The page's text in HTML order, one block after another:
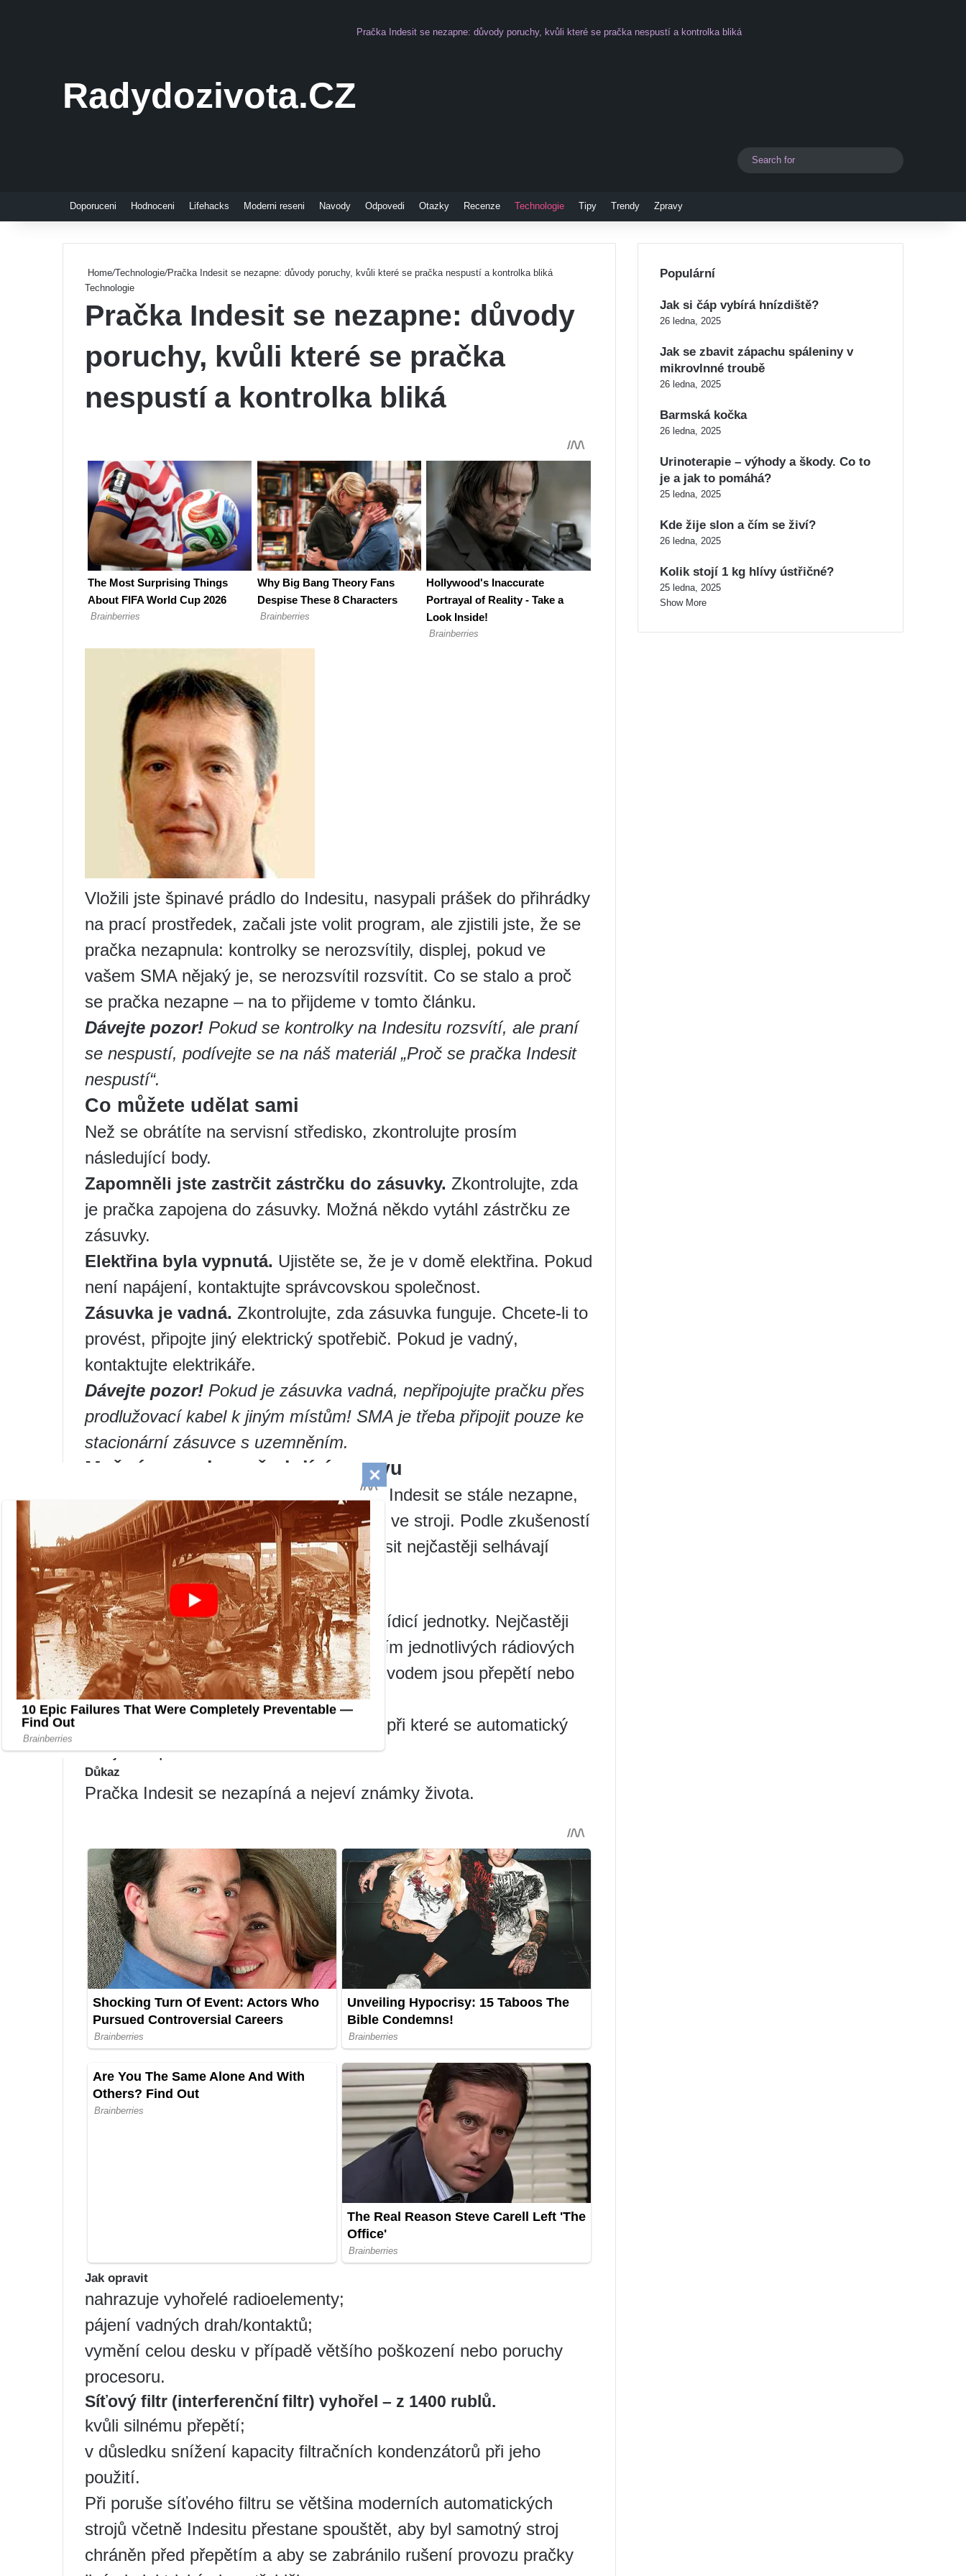
Radydozivota.CZ
Pračka Indesit se nezapne: důvody poruchy, kvůli které se pračka nespustí a kontrolka bliká
Switch skin
Doporuceni Hodnoceni Lifehacks Moderni reseni Navody Odpovedi Otazky Recenze Technologie Tipy Trendy Zpravy
Home/Technologie/Pračka Indesit se nezapne: důvody poruchy, kvůli které se pračka nespustí a kontrolka bliká
Technologie
Pračka Indesit se nezapne: důvody
poruchy, kvůli které se pračka
nespustí a kontrolka bliká
Vložili jste špinavé prádlo do Indesitu, nasypali prášek do přihrádky
na prací prostředek, začali jste volit program, ale zjistili jste, že se
pračka nezapnula: kontrolky se nerozsvítily, displej, pokud ve
vašem SMA nějaký je, se nerozsvítil rozsvítit. Co se stalo a proč
se pračka nezapne – na to přijdeme v tomto článku.
Dávejte pozor! Pokud se kontrolky na Indesitu rozsvítí, ale praní
se nespustí, podívejte se na náš materiál „Proč se pračka Indesit
nespustí“.
Co můžete udělat sami
Než se obrátíte na servisní středisko, zkontrolujte prosím
následující body.
Zapomněli jste zastrčit zástrčku do zásuvky. Zkontrolujte, zda
je pračka zapojena do zásuvky. Možná někdo vytáhl zástrčku ze
zásuvky.
Elektřina byla vypnutá. Ujistěte se, že je v domě elektřina. Pokud
není napájení, kontaktujte správcovskou společnost.
Zásuvka je vadná. Zkontrolujte, zda zásuvka funguje. Chcete-li to
provést, připojte jiný elektrický spotřebič. Pokud je vadný,
kontaktujte elektrikáře.
Dávejte pozor! Pokud je zásuvka vadná, nepřipojujte pračku přes
prodlužovací kabel k jiným místům! SMA je třeba připojit pouze ke
stacionární zásuvce s uzemněním.
Možné poruchy vyžadující opravu
Pokud jste zkontrolovali vše možné, ale Indesit se stále nezapne,
pravděpodobně selhala některá součást ve stroji. Podle zkušeností
řemeslníků „RemBytTech“ ze SMA Indesit nejčastěji selhávají
následující díly.
Vadný řídicí modul –z 2000 rublů.
Pravděpodobně selhala výkonová část řídicí jednotky. Nejčastěji
jsou poruchy modulů spojeny s vyhořením jednotlivých rádiových
prvků, stop nebo kontaktů na desce. Důvodem jsou přepětí nebo
pronikání vlhkosti.
Porucha desky je nejčastější poruchou, při které se automatický
stroj nezapne.
Důkaz
Pračka Indesit se nezapíná a nejeví známky života.
Jak opravit
nahrazuje vyhořelé radioelementy;
pájení vadných drah/kontaktů;
vymění celou desku v případě většího poškození nebo poruchy
procesoru.
Síťový filtr (interferenční filtr) vyhořel – z 1400 rublů.
kvůli silnému přepětí;
v důsledku snížení kapacity filtračních kondenzátorů při jeho
použití.
Při poruše síťového filtru se většina moderních automatických
strojů včetně Indesitu přestane spouštět, aby byl samotný stroj
chráněn před přepětím a aby se zabránilo rušení provozu pračky
Populární
Jak si čáp vybírá hnízdiště?
26 ledna, 2025
Jak se zbavit zápachu spáleniny v
mikrovlnné troubě
26 ledna, 2025
Barmská kočka
26 ledna, 2025
Urinoterapie – výhody a škody. Co to
je a jak to pomáhá?
25 ledna, 2025
Kde žije slon a čím se živí?
26 ledna, 2025
Kolik stojí 1 kg hlívy ústřičné?
25 ledna, 2025
Show More